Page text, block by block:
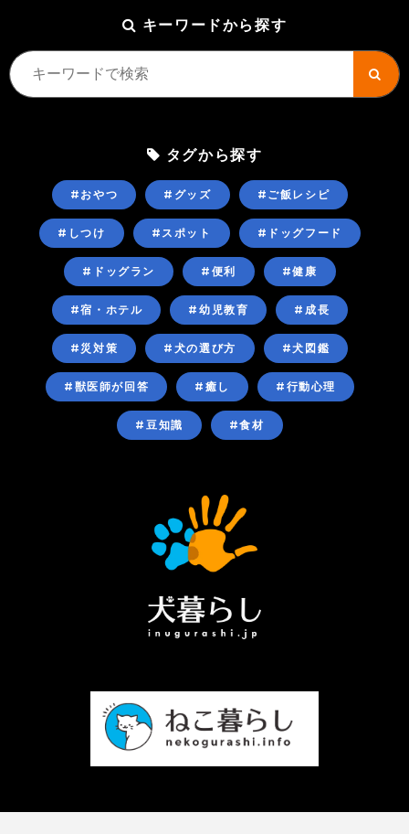
キーワードから探す
タグから探す
#おやつ #グッズ #ご飯レシピ
#しつけ #スポット #ドッグフード
#ドッグラン #便利 #健康
#宿・ホテル #幼児教育 #成長
#災対策 #犬の選び方 #犬図鑑
#獣医師が回答 #癒し #行動心理
#豆知識 #食材